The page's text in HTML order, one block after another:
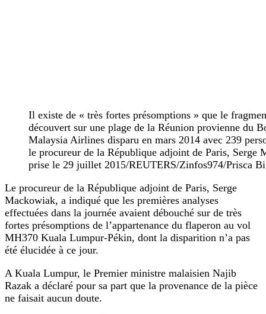
Il existe de « très fortes présomptions » que le
découvert sur une plage de la Réunion provienne du
Malaysia Airlines disparu en mars 2014 avec 239
le procureur de la République adjoint de Paris, Serge
prise le 29 juillet 2015/REUTERS/Zinfos974/Prisca
Le procureur de la République adjoint de Paris, Serge
Mackowiak, a indiqué que les premières analyses
effectuées dans la journée avaient débouché sur de très
fortes présomptions de l’appartenance du flaperon au vol
MH370 Kuala Lumpur-Pékin, dont la disparition n’a pas
été élucidée à ce jour.
A Kuala Lumpur, le Premier ministre malaisien Najib
Razak a déclaré pour sa part que la provenance de la pièce
ne faisait aucun doute.